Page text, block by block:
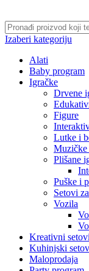
Izaberi kategoriju
Alati
Baby program
Igračke
Drvene
Figure
Lutke i
Muzičke
Plišane
Puške i
Setovi
Vozila
Kreativni setovi
Kuhinjski
Maloprodaja